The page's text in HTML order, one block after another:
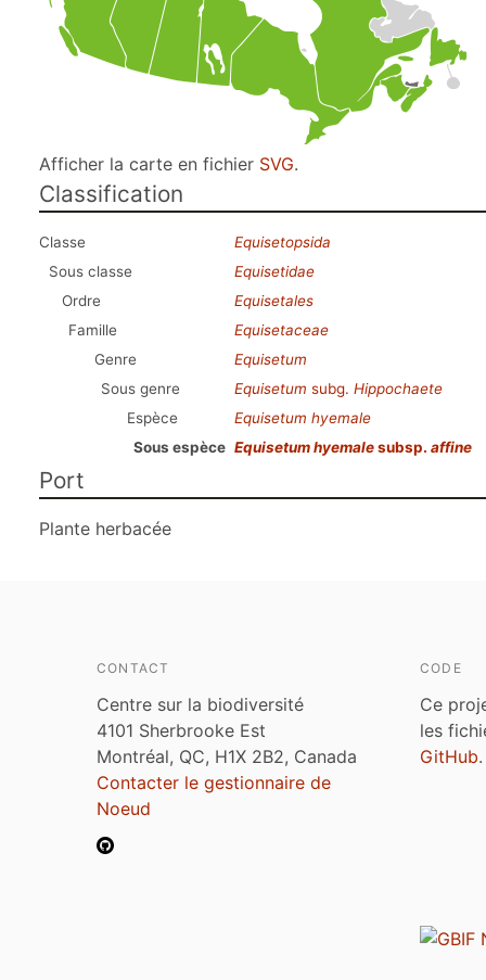
Afficher la carte en fichier SVG.
Classification
Classe
Equisetopsida
Sous classe
Equisetidae
Ordre
Equisetales
Famille
Equisetaceae
Genre
Equisetum
Sous genre
Equisetum subg. Hippochaete
Espèce
Equisetum hyemale
Sous espèce Equisetum hyemalesubsp. affine
Port
Plante herbacée
CONTACT
Centre sur la biodiversité
4101 Sherbrooke Est
Montréal, QC, H1X 2B2, Canada
Contacter le gestionnaire de
Noeud
CODE
Ce
les
GitHub.